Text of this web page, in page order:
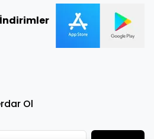
İndirimler
Ol